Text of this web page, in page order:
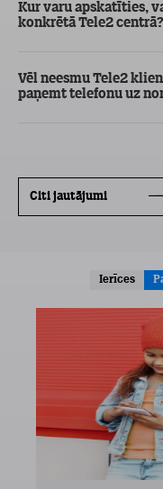
Kur varu apskatīties,
konkrētā Tele2 centrā?
Vēl neesmu Tele2
paņemt telefonu uz
Citi jautājumi
Ierīces